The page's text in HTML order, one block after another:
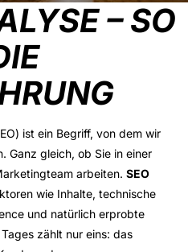
– SO
ist ein Begriff, von dem wir
Ganz gleich, ob Sie in einer
arbeiten. SEO
wie Inhalte, technische
und natürlich erprobte
zählt nur eins: das